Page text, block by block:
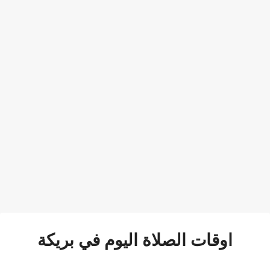
اوقات الصلاة اليوم في بريكة